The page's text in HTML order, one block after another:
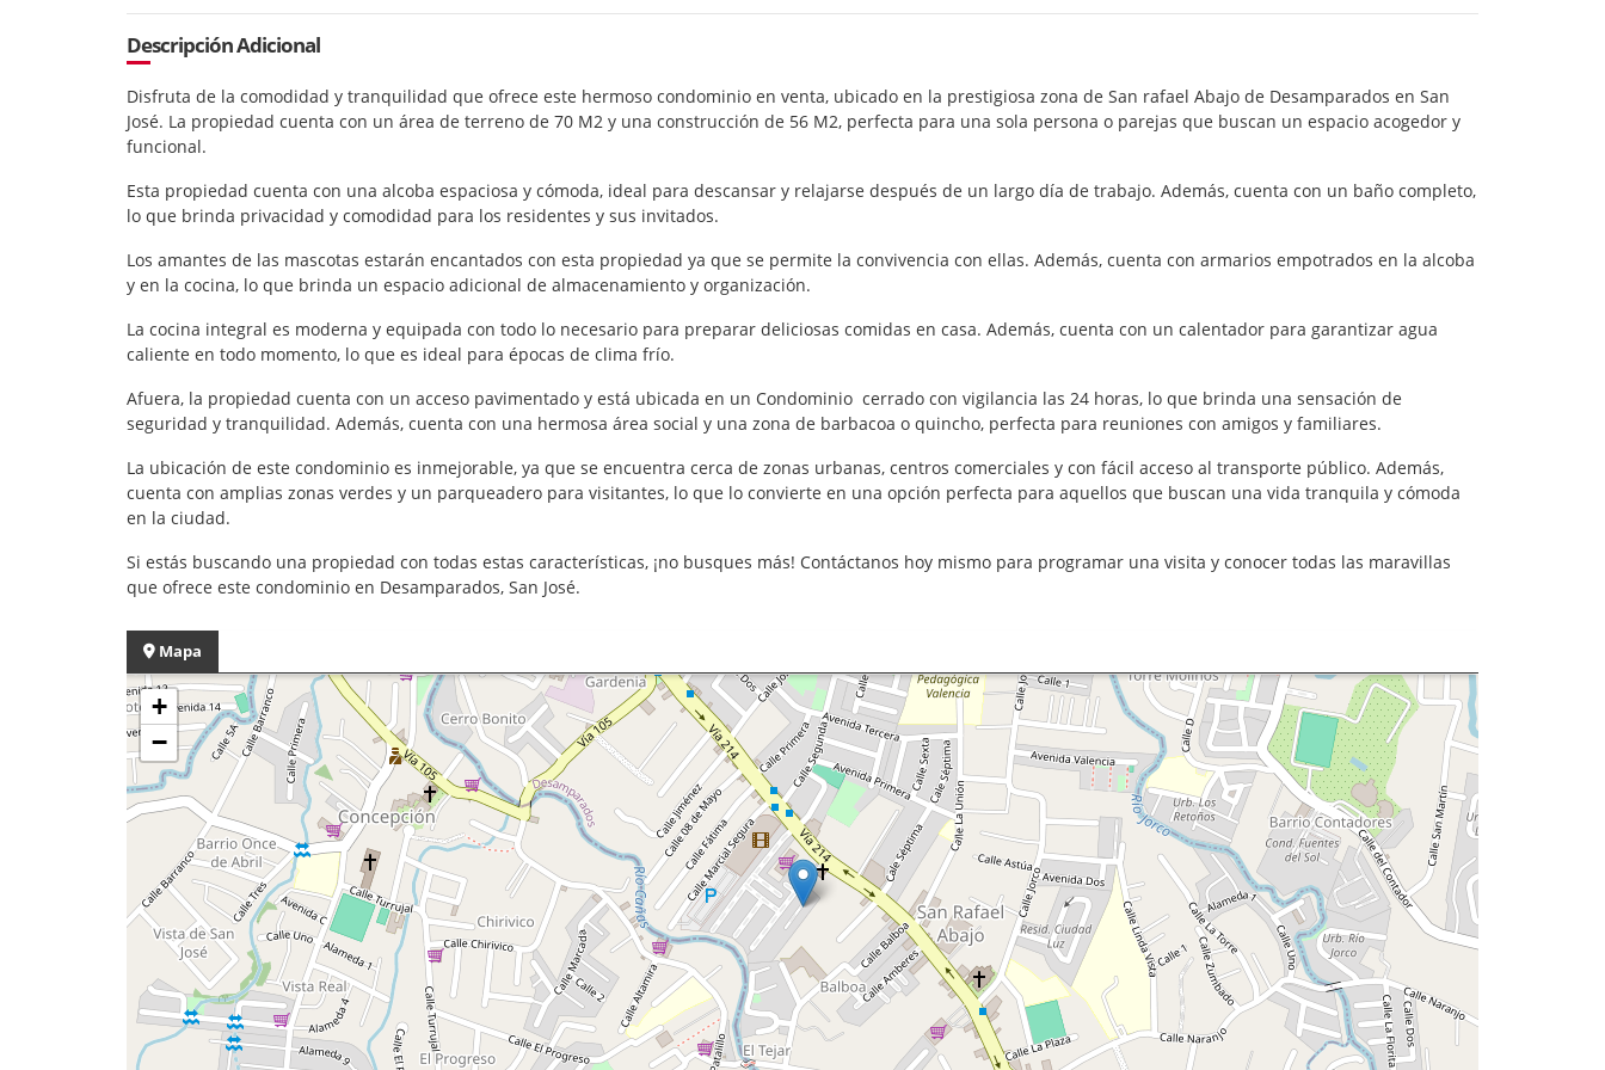
Descripción Adicional
Disfruta de la comodidad y tranquilidad que ofrece este hermoso condominio en venta, ubicado en la prestigiosa zona de San rafael Abajo de Desamparados en San
José. La propiedad cuenta con un área de terreno de 70 M2 y una construcción de 56 M2, perfecta para una sola persona o parejas que buscan un espacio acogedor y
funcional.
Esta propiedad cuenta con una alcoba espaciosa y cómoda, ideal para descansar y relajarse después de un largo día de trabajo. Además, cuenta con un baño completo,
lo que brinda privacidad y comodidad para los residentes y sus invitados.
Los amantes de las mascotas estarán encantados con esta propiedad ya que se permite la convivencia con ellas. Además, cuenta con armarios empotrados en la alcoba
y en la cocina, lo que brinda un espacio adicional de almacenamiento y organización.
La cocina integral es moderna y equipada con todo lo necesario para preparar deliciosas comidas en casa. Además, cuenta con un calentador para garantizar agua
caliente en todo momento, lo que es ideal para épocas de clima frío.
Afuera, la propiedad cuenta con un acceso pavimentado y está ubicada en un Condominio cerrado con vigilancia las 24 horas, lo que brinda una sensación de
seguridad y tranquilidad. Además, cuenta con una hermosa área social y una zona de barbacoa o quincho, perfecta para reuniones con amigos y familiares.
La ubicación de este condominio es inmejorable, ya que se encuentra cerca de zonas urbanas, centros comerciales y con fácil acceso al transporte público. Además,
cuenta con amplias zonas verdes y un parqueadero para visitantes, lo que lo convierte en una opción perfecta para aquellos que buscan una vida tranquila y cómoda
en la ciudad.
Si estás buscando una propiedad con todas estas características, ¡no busques más! Contáctanos hoy mismo para programar una visita y conocer todas las maravillas
que ofrece este condominio en Desamparados, San José.
Mapa
+
−